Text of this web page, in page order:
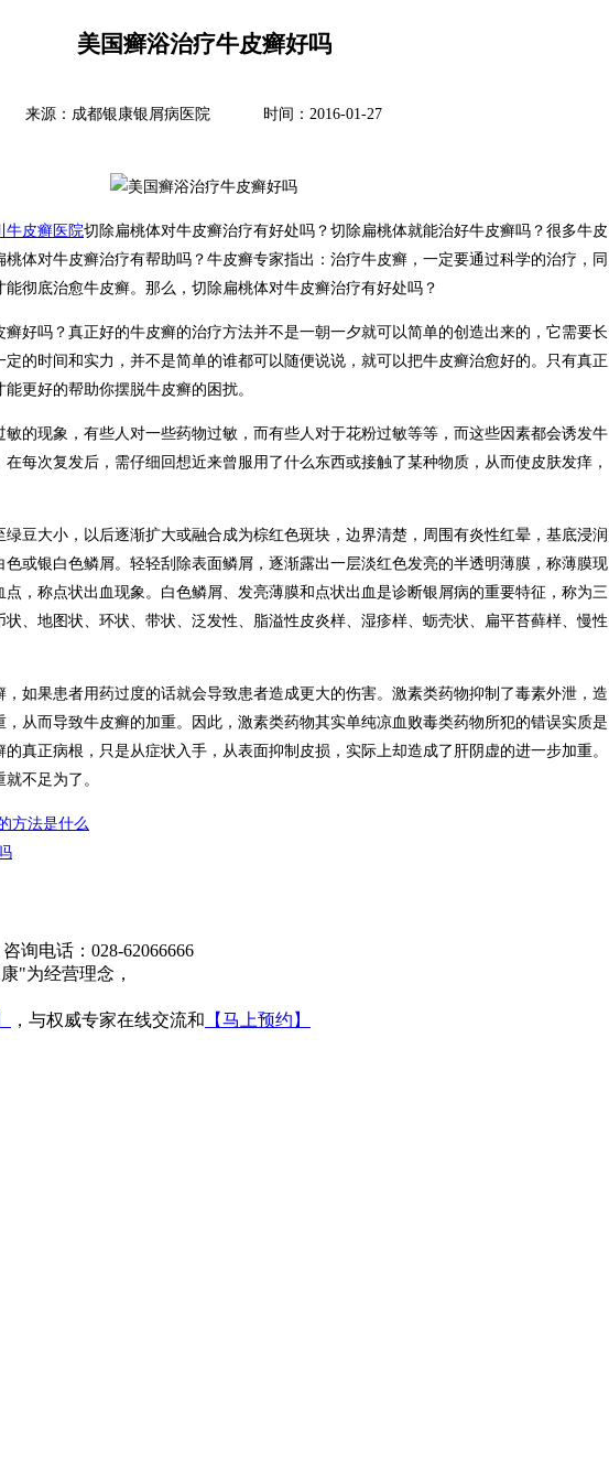
美国癣浴治疗牛皮癣好吗
来源：成都银康银屑病医院 时间：2016-01-27
牛皮癣医院切除扁桃体对牛皮癣治疗有好处吗？切除扁桃体就能治好牛皮癣吗？很多牛皮
体对牛皮癣治疗有帮助吗？牛皮癣专家指出：治疗牛皮癣，一定要通过科学的治疗，同
彻底治愈牛皮癣。那么，切除扁桃体对牛皮癣治疗有好处吗？
好吗？真正好的牛皮癣的治疗方法并不是一朝一夕就可以简单的创造出来的，它需要长
定的时间和实力，并不是简单的谁都可以随便说说，就可以把牛皮癣治愈好的。只有真正
更好的帮助你摆脱牛皮癣的困扰。
的现象，有些人对一些药物过敏，而有些人对于花粉过敏等等，而这些因素都会诱发牛
每次复发后，需仔细回想近来曾服用了什么东西或接触了某种物质，从而使皮肤发痒，
豆大小，以后逐渐扩大或融合成为棕红色斑块，边界清楚，周围有炎性红晕，基底浸润
或银白色鳞屑。轻轻刮除表面鳞屑，逐渐露出一层淡红色发亮的半透明薄膜，称薄膜现
，称点状出血现象。白色鳞屑、发亮薄膜和点状出血是诊断银屑病的重要特征，称为三
、地图状、环状、带状、泛发性、脂溢性皮炎样、湿疹样、蛎壳状、扁平苔藓样、慢性
如果患者用药过度的话就会导致患者造成更大的伤害。激素类药物抑制了毒素外泄，造
从而导致牛皮癣的加重。因此，激素类药物其实单纯凉血败毒类药物所犯的错误实质是
真正病根，只是从症状入手，从表面抑制皮损，实际上却造成了肝阴虚的进一步加重。
不足为了。
方法是什么
询电话：028-62066666
"为经营理念，
，与权威专家在线交流和 【马上预约】